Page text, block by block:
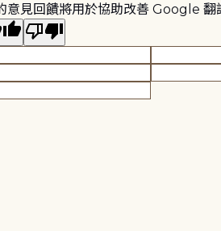
意見回饋將用於協助改善 Google 翻